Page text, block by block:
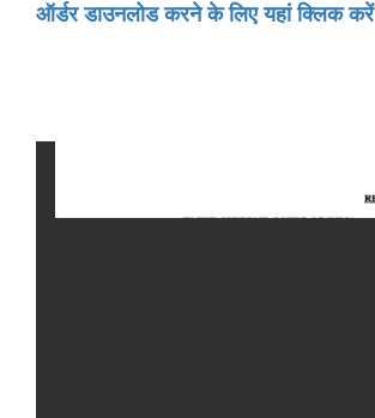
ऑर्डर डाउनलोड करने के लिए यहां क्लिक करें